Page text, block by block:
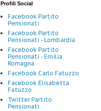
Profili Social
Facebook Partito
Pensionati
Facebook Partito
Pensionati - Lombardia
Facebook Partito
Pensionati - Emilia
Romagna
Facebook Carlo Fatuzzo
Facebook Elisabetta
Fatuzzo
Twitter Partito
Pensionati